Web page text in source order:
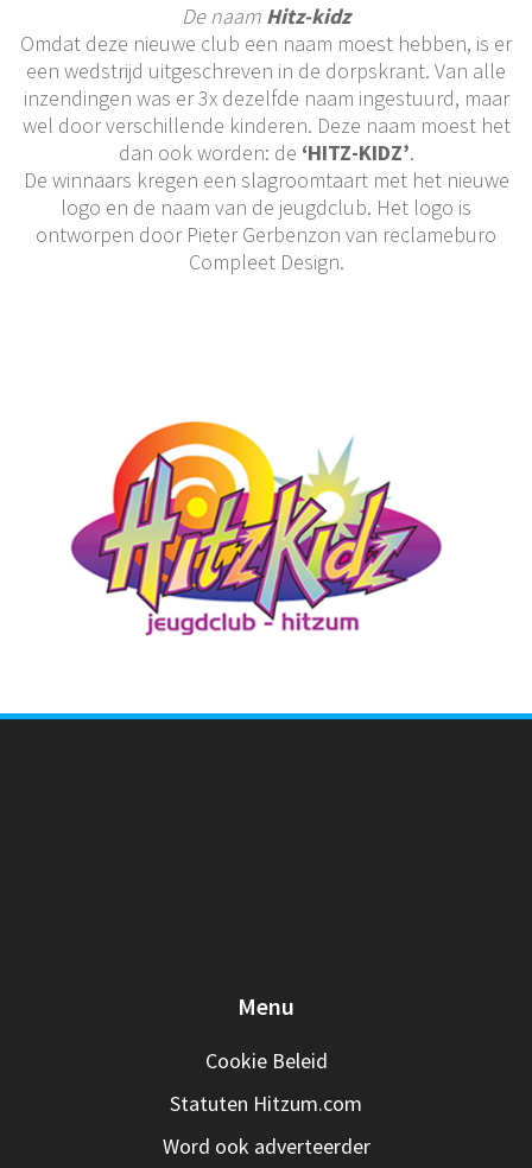
De naam Hitz-kidz
Omdat deze nieuwe club een naam moest hebben, is er
een wedstrijd uitgeschreven in de dorpskrant. Van alle
inzendingen was er 3x dezelfde naam ingestuurd, maar
wel door verschillende kinderen. Deze naam moest het
dan ook worden: de ‘HITZ-KIDZ’.
De winnaars kregen een slagroomtaart met het nieuwe
logo en de naam van de jeugdclub. Het logo is
ontworpen door Pieter Gerbenzon van reclameburo
Compleet Design.
Menu
Cookie Beleid
Statuten Hitzum.com
Word ook adverteerder